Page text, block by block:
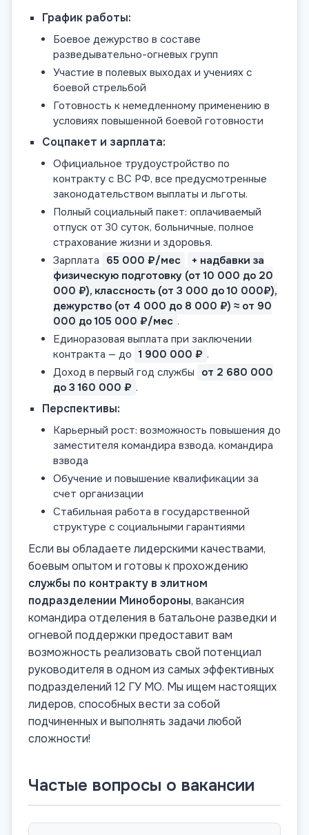
График работы:
Боевое дежурство в составе
разведывательно-огневых групп
Участие в полевых выходах и учениях с
боевой стрельбой
Готовность к немедленному применению в
условиях повышенной боевой готовности
Соцпакет и зарплата:
Официальное трудоустройство по
контракту с ВС РФ, все предусмотренные
законодательством выплаты и льготы.
Полный социальный пакет: оплачиваемый
отпуск от 30 суток, больничные, полное
страхование жизни и здоровья.
Зарплата 65 000 ₽/мес
+ надбавки за
физическую подготовку (от 10 000 до 20
000 ₽), классность (от 3 000 до 10 000₽),
дежурство (от 4 000 до 8 000 ₽) ≈ от 90
000 до 105 000 ₽/мес .
Единоразовая выплата при заключении
контракта — до 1 900 000 ₽ .
Доход в первый год службы от 2 680 000
до 3 160 000 ₽ .
Перспективы:
Карьерный рост: возможность повышения до
заместителя командира взвода, командира
взвода
Обучение и повышение квалификации за
счет организации
Стабильная работа в государственной
структуре с социальными гарантиями
Если вы обладаете лидерскими качествами,
боевым опытом и готовы к прохождению
службы по контракту в элитном
подразделении Минобороны, вакансия
командира отделения в батальоне разведки и
огневой поддержки предоставит вам
возможность реализовать свой потенциал
руководителя в одном из самых эффективных
подразделений 12 ГУ МО. Мы ищем настоящих
лидеров, способных вести за собой
подчиненных и выполнять задачи любой
сложности!
Частые вопросы о вакансии